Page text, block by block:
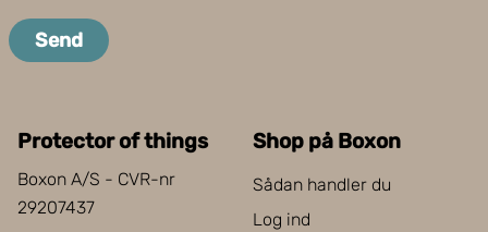
Send
Protector of things
Boxon A/S - CVR-nr
29207437
Shop på Boxon
Sådan handler du
Log ind